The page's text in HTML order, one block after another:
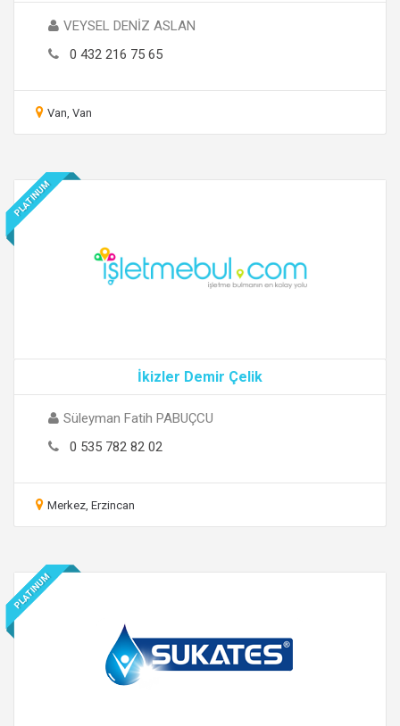
VEYSEL DENİZ ASLAN
0 432 216 75 65
Van, Van
PLATINUM
İkizler Demir Çelik
Süleyman Fatih PABUÇCU
0 535 782 82 02
Merkez, Erzincan
PLATINUM